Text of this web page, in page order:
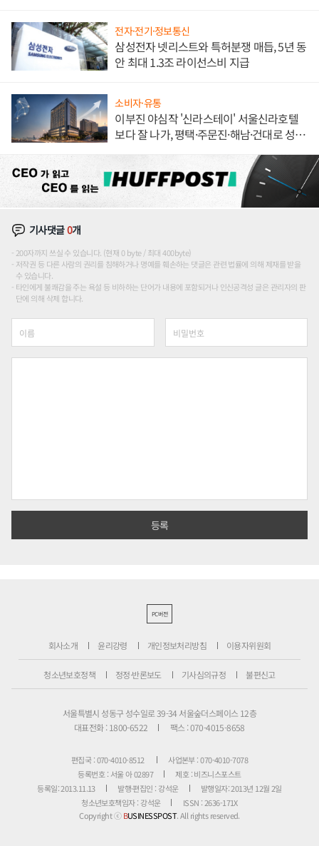
전자·전기·정보통신
삼성전자 넷리스트와 특허분쟁 매듭, 5년 동
안 최대 1.3조 라이선스비 지급
소비자·유통
이부진 야심작 '신라스테이' 서울신라호텔
보다 잘 나가, 평택·주문진·해남·건대로 성
기사댓글0개
200자까지 쓰실 수 있습니다. (현재 0 byte / 최대 400byte)
저작권 등 다른 사람의 권리를 침해하거나 명예를 훼손하는 댓글은 관련 법률에 의해 제재를 받을
수 있습니다.
타인에게 불쾌감을 주는 욕설 등 비하하는 단어가 내용에 포함되거나 인신공격성 글은 관리자의 판
단에 의해 삭제 합니다.
PC버전
회사소개 윤리강령 개인정보처리방침 이용자위원회
청소년보호정책 정정·반론보도 기사심의규정 불편신고
서울특별시 성동구 성수일로 39-34 서울숲더스페이스 12층
대표전화 : 1800-6522
팩스 : 070-4015-8658
편집국 : 070-4010-8512
사업본부 : 070-4010-7078
등록번호 : 서울 아 02897
제호 : 비즈니스포스트
등록일: 2013.11.13
발행·편집인 : 강석운
발행일자: 2013년 12월 2일
청소년보호책임자 : 강석운
ISSN : 2636-171X
Copyright ⓒBUSINESSPOST. All rights reserved.